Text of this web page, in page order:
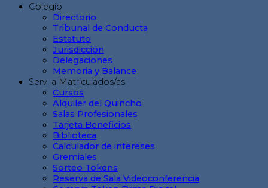
Colegio
Directorio
Tribunal de Conducta
Estatuto
Jurisdicción
Delegaciones
Memoria y Balance
Serv. a Matriculados/as
Cursos
Alquiler del Quincho
Salas Profesionales
Tarjeta Beneficios
Biblioteca
Calculador de intereses
Gremiales
Sorteo Tokens
Reserva de Sala Videoconferencia